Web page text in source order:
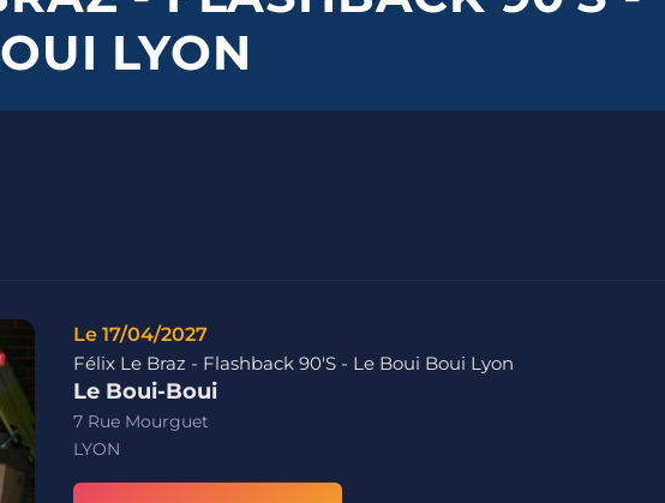
LYON
Le 17/04/2027
Félix Le Braz - Flashback 90'S - Le Boui Boui Lyon
Le Boui-Boui
7 Rue Mourguet
LYON